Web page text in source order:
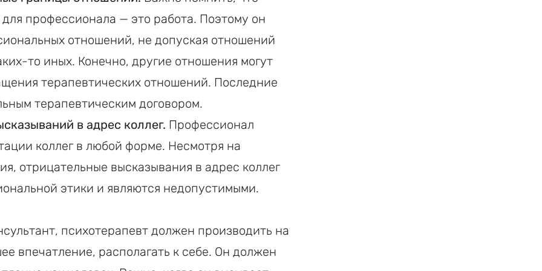
профессионала — это работа. Поэтому он
отношений, не допуская отношений
то иных. Конечно, другие отношения могут
терапевтических отношений. Последние
терапевтическим договором.
в адрес коллег. Профессионал
коллег в любой форме. Несмотря на
отрицательные высказывания в адрес коллег
этики и являются недопустимыми.
психотерапевт должен производить на
впечатление, располагать к себе. Он должен